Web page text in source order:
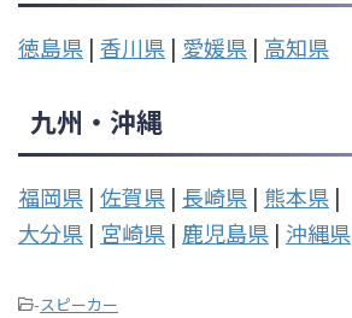
徳島県 | 香川県 | 愛媛県 | 高知県
九州・沖縄
福岡県 | 佐賀県 | 長崎県 | 熊本県 |
大分県 | 宮崎県 | 鹿児島県 | 沖縄県
-スピーカー